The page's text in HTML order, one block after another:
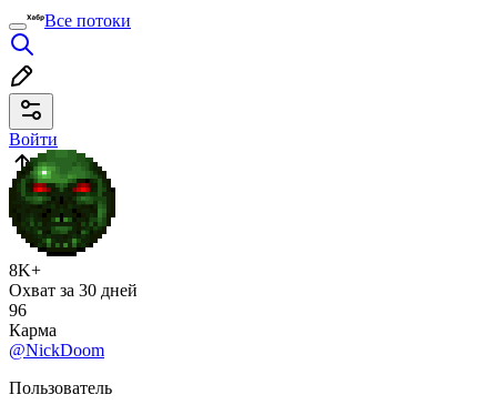
Все потоки
Войти
8K+
Охват за 30 дней
96
Карма
@NickDoom
Пользователь